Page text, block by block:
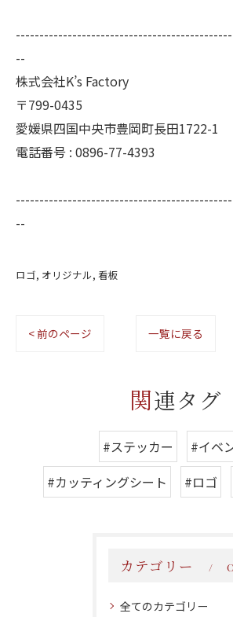
--
株式会社K’s Factory
〒799-0435
愛媛県四国中央市豊岡町長田1722-1
電話番号 : 0896-77-4393
--
ロゴ オリジナル 看板
< 前のページ 一覧に戻る
関連タグ
#ステッカー
#イベ
#カッティングシート
#ロゴ
カテゴリー
全てのカテゴリー